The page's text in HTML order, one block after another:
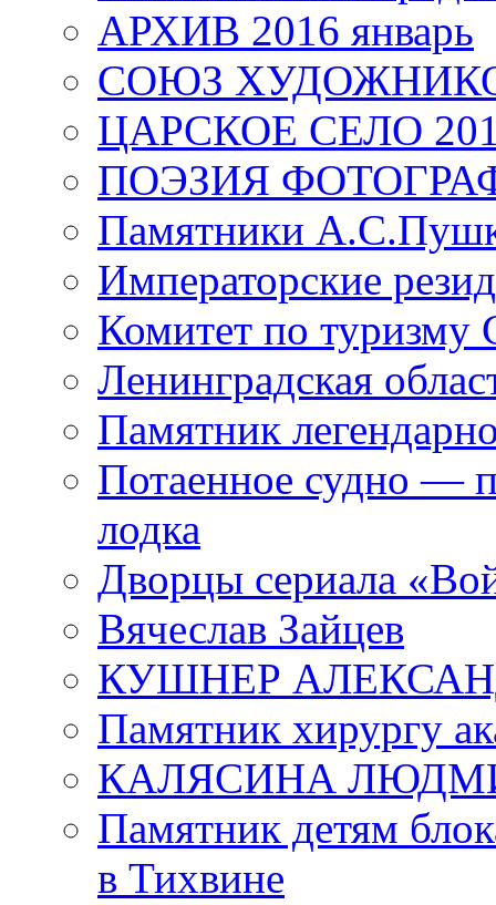
АРХИВ 2016 январь
СОЮЗ
ЦАРСКОЕ СЕЛО
ПОЭЗИЯ
Памятники
Императорские
Комитет по туризму
Ленинградская
Памятник
Потаенное судно —
лодка
Дворцы сериала
Вячеслав Зайцев
КУШНЕР
Памятник хирургу
КАЛЯСИНА
Памятник детям
в Тихвине